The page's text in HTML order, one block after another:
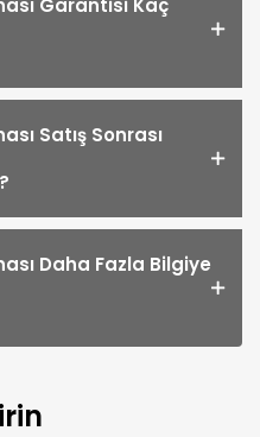
Garantisi Kaç
Satış Sonrası
Daha Fazla Bilgiye